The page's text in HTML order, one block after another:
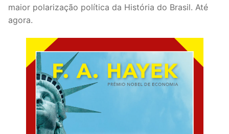
maior polarização política da História do Brasil. Até
agora.